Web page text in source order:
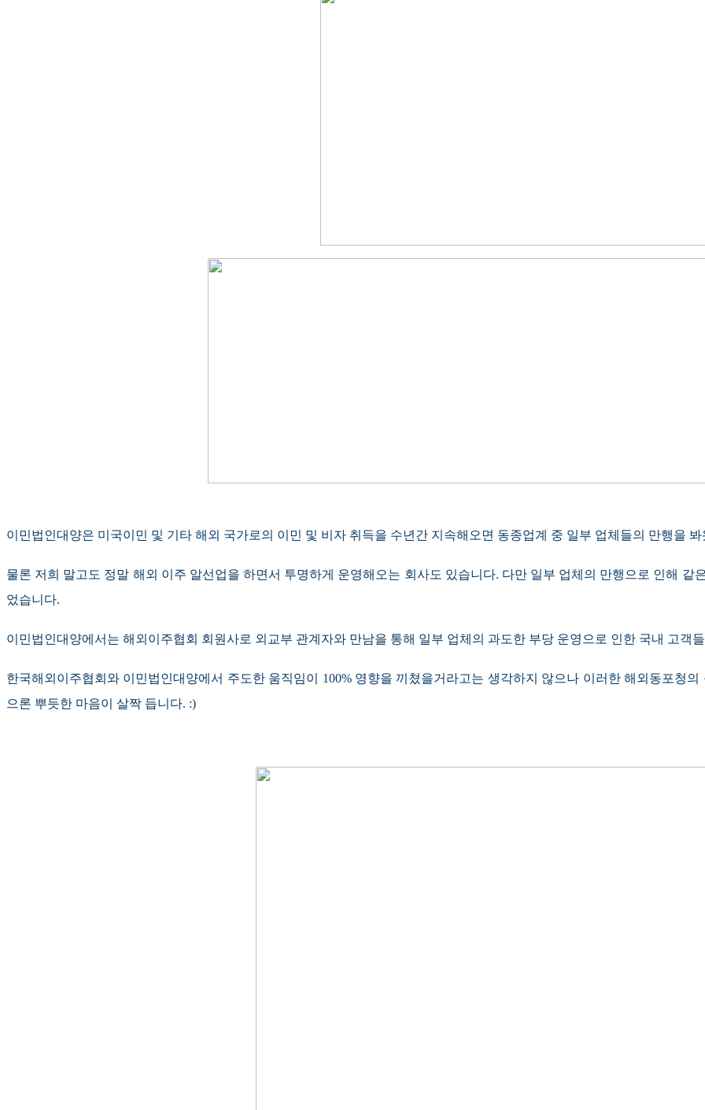
이민법인대양은 미국이민 및 기타 해외 국가로의 이민 및 비자 취득을 수년간 지속해오면 동종업계 중 일부 업체들의 만행을
물론 저희 말고도 정말 해외 이주 알선업을 하면서 투명하게 운영해오는 회사도 있습니다. 다만 일부 업체의 만행으로 인해 같
었습니다.
이민법인대양에서는 해외이주협회 회원사로 외교부 관계자와 만남을 통해 일부 업체의 과도한 부당 운영으로 인한 국내 고객
한국해외이주협회와 이민법인대양에서 주도한 움직임이 100% 영향을 끼쳤을거라고는 생각하지 않으나 이러한 해외동포청
으론 뿌듯한 마음이 살짝 듭니다. :)